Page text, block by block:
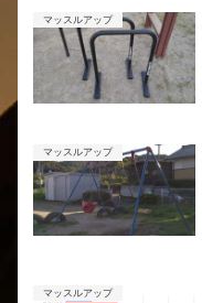
マッスルアップ
マッスルアップ
マッスルアップ